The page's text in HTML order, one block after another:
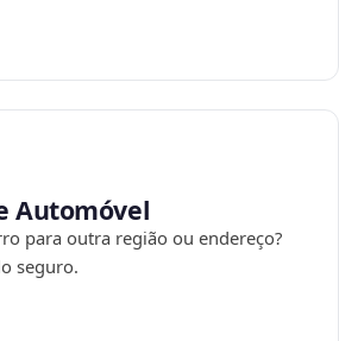
Automóvel
para outra região ou endereço?
seguro.